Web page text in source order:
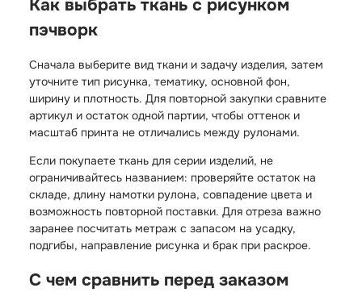
Как выбрать ткань с рисунком
пэчворк
Сначала выберите вид ткани и задачу изделия, затем
уточните тип рисунка, тематику, основной фон,
ширину и плотность. Для повторной закупки сравните
артикул и остаток одной партии, чтобы оттенок и
масштаб принта не отличались между рулонами.
Если покупаете ткань для серии изделий, не
ограничивайтесь названием: проверяйте остаток на
складе, длину намотки рулона, совпадение цвета и
возможность повторной поставки. Для отреза важно
заранее посчитать метраж с запасом на усадку,
подгибы, направление рисунка и брак при раскрое.
С чем сравнить перед заказом